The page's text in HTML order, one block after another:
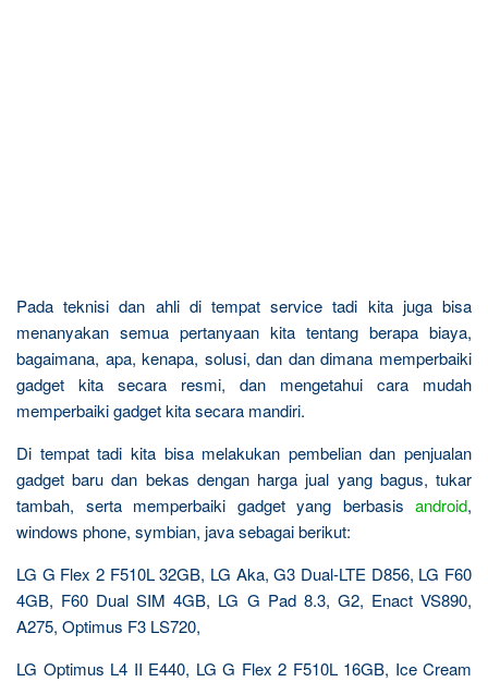
Pada teknisi dan ahli di tempat service tadi kita juga bisa
menanyakan semua pertanyaan kita tentang berapa biaya,
bagaimana, apa, kenapa, solusi, dan dan dimana memperbaiki
gadget kita secara resmi, dan mengetahui cara mudah
memperbaiki gadget kita secara mandiri.
Di tempat tadi kita bisa melakukan pembelian dan penjualan
gadget baru dan bekas dengan harga jual yang bagus, tukar
tambah, serta memperbaiki gadget yang berbasis android,
windows phone, symbian, java sebagai berikut:
LG G Flex 2 F510L 32GB, LG Aka, G3 Dual-LTE D856, LG F60
4GB, F60 Dual SIM 4GB, LG G Pad 8.3, G2, Enact VS890,
A275, Optimus F3 LS720,
LG Optimus L4 II E440, LG G Flex 2 F510L 16GB, Ice Cream